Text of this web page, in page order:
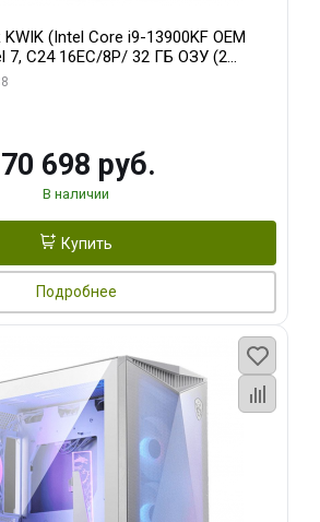
(Intel Core i9-13900KF OEM
7, C24 16EC/8P/ 32 ГБ ОЗУ (2
GAMING OC 16GB GDDR6
698 руб.
В наличии
Купить
Подробнее